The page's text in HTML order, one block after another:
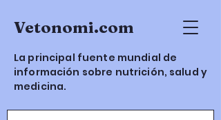
Vetonomi.com
La principal fuente mundial de
información sobre nutrición, salud y
medicina.